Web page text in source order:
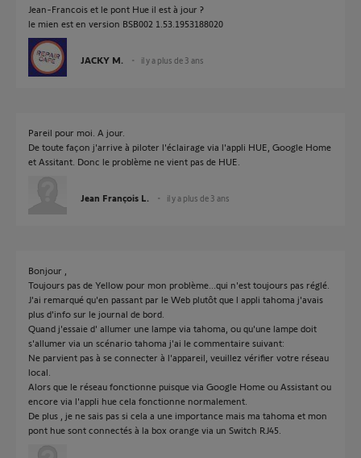
Jean-Francois et le pont Hue il est à jour ?
le mien est en version BSB002 1.53.1953188020
JACKY M. il y a plus de 3 ans
Pareil pour moi. A jour.
De toute façon j'arrive à piloter l'éclairage via l'appli HUE, Google Home
et Assitant. Donc le problème ne vient pas de HUE.
Jean François L. il y a plus de 3 ans
Bonjour ,
Toujours pas de Yellow pour mon problème...qui n'est toujours pas réglé.
J'ai remarqué qu'en passant par le Web plutôt que l appli tahoma j'avais
plus d'info sur le journal de bord.
Quand j'essaie d' allumer une lampe via tahoma, ou qu'une lampe doit
s'allumer via un scénario tahoma j'ai le commentaire suivant:
Ne parvient pas à se connecter à l'appareil, veuillez vérifier votre réseau
local.
Alors que le réseau fonctionne puisque via Google Home ou Assistant ou
encore via l'appli hue cela fonctionne normalement.
De plus , je ne sais pas si cela a une importance mais ma tahoma et mon
pont hue sont connectés à la box orange via un Switch RJ45.